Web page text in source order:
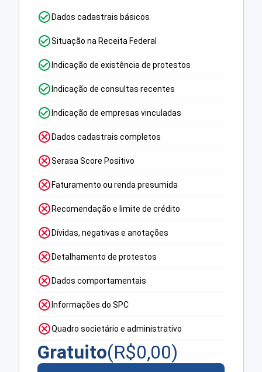
Dados cadastrais básicos
Situação na Receita Federal
Indicação de existência de protestos
Indicação de consultas recentes
Indicação de empresas vinculadas
Dados cadastrais completos
Serasa Score Positivo
Faturamento ou renda presumida
Recomendação e limite de crédito
Dívidas, negativas e anotações
Detalhamento de protestos
Dados comportamentais
Informações do SPC
Quadro societário e administrativo
Gratuito(R$0,00)